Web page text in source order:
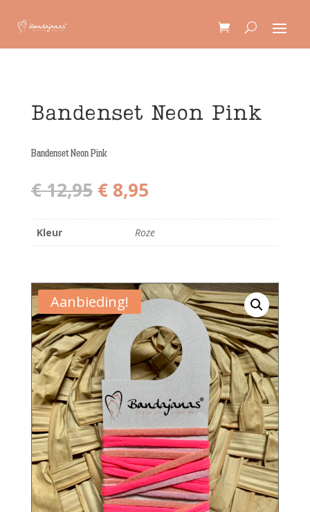
Bandenset Neon Pink
Bandenset Neon Pink
€12,95 Oorspronkelijke
prijs
was:
€ 12,95.
€8,95Huidige
is:
€ 8,95.
Kleur Roze
Aanbieding!